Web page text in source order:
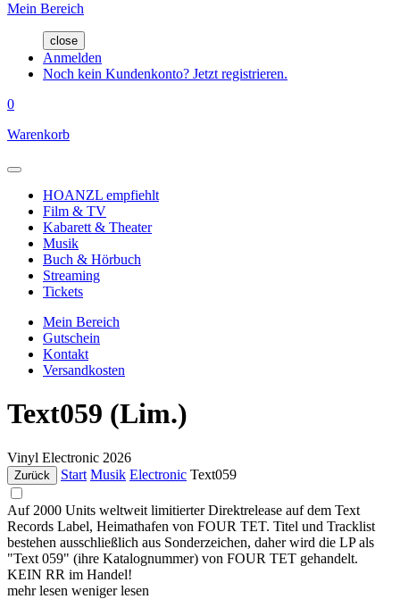
Mein Bereich
close
Anmelden
Noch kein Kundenkonto? Jetzt registrieren.
0
Warenkorb
HOANZL empfiehlt
Film & TV
Kabarett & Theater
Musik
Buch & Hörbuch
Streaming
Tickets
Mein Bereich
Gutschein
Kontakt
Versandkosten
Text059 (Lim.)
Vinyl Electronic 2026
Zurück Start Musik Electronic Text059
Auf 2000 Units weltweit limitierter Direktrelease auf dem Text
Records Label, Heimathafen von FOUR TET. Titel und Tracklist
bestehen ausschließlich aus Sonderzeichen, daher wird die LP als
"Text 059" (ihre Katalognummer) von FOUR TET gehandelt.
KEIN RR im Handel!
mehr lesen weniger lesen